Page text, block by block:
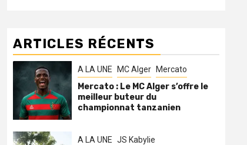
ARTICLES RÉCENTS
A LA UNE MC Alger Mercato
Mercato : Le MC Alger s’offre le
meilleur buteur du
championnat tanzanien
A LA UNE JS Kabylie